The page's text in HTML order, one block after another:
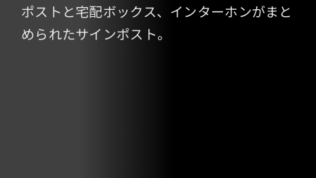
ポストと宅配ボックス、インターホンがまと
められたサインポスト。